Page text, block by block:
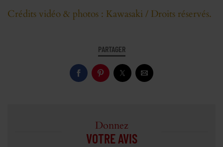
Crédits vidéo & photos : Kawasaki / Droits réservés.
PARTAGER
Donnez
VOTRE AVIS